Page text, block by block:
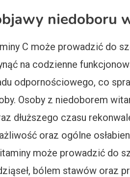
niedoboru
C może prowadzić do
na codzienne
odpornościowego, co
Osoby z niedoborem
dłuższego czasu
oraz ogólne
może prowadzić do
bólem stawów oraz